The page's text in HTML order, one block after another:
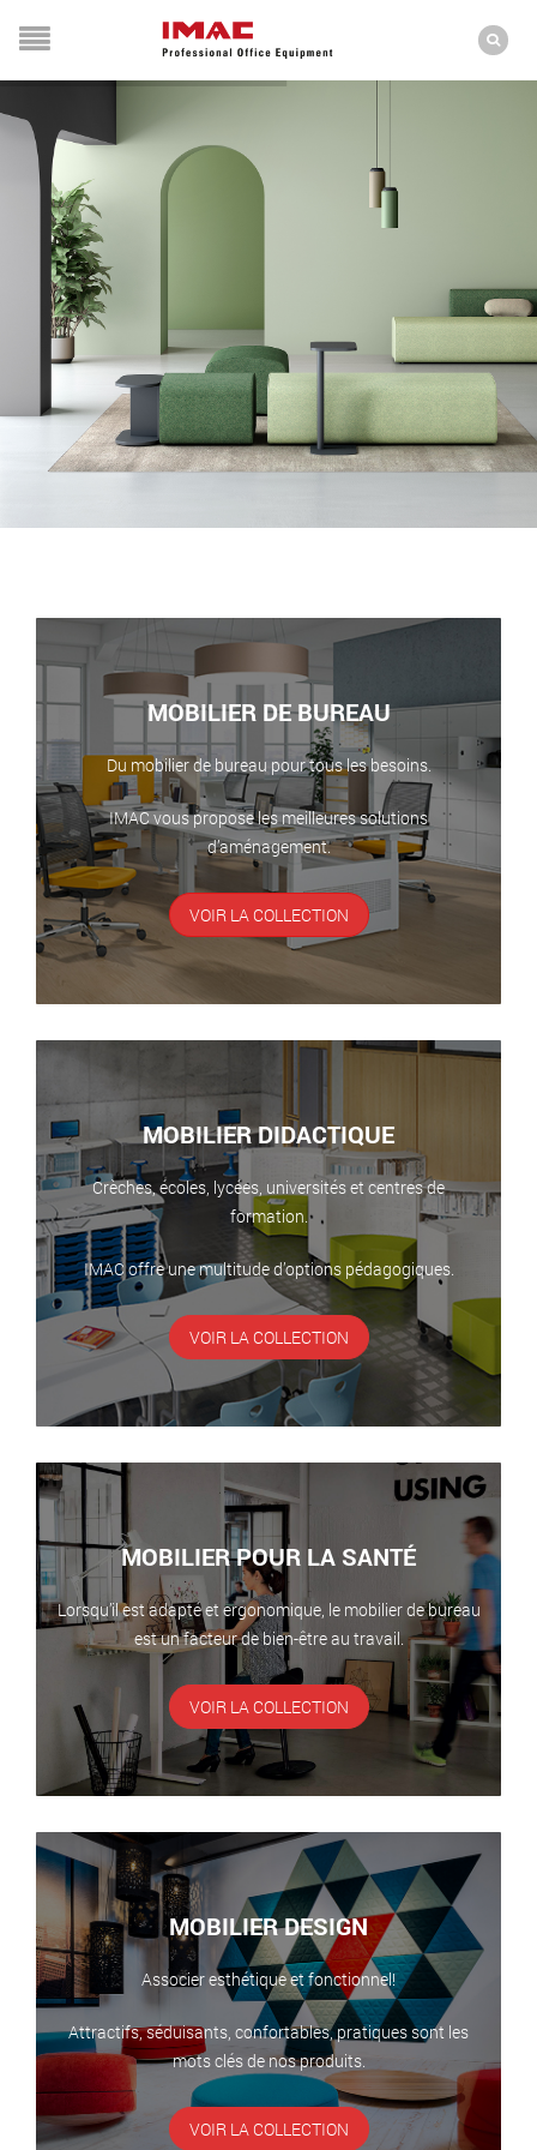
MOBILIER DE BUREAU
Du mobilier de bureau pour tous les besoins.
IMAC vous propose les meilleures solutions
d’aménagement.
VOIR LA COLLECTION
MOBILIER DIDACTIQUE
Crèches, écoles, lycées, universités et centres de
formation.
IMAC offre une multitude d’options pédagogiques.
VOIR LA COLLECTION
MOBILIER POUR LA SANTÉ
Lorsqu’il est adapté et ergonomique, le mobilier de bureau
est un facteur de bien-être au travail.
VOIR LA COLLECTION
MOBILIER DESIGN
Associer esthétique et fonctionnel!
Attractifs, séduisants, confortables, pratiques sont les
mots clés de nos produits.
VOIR LA COLLECTION